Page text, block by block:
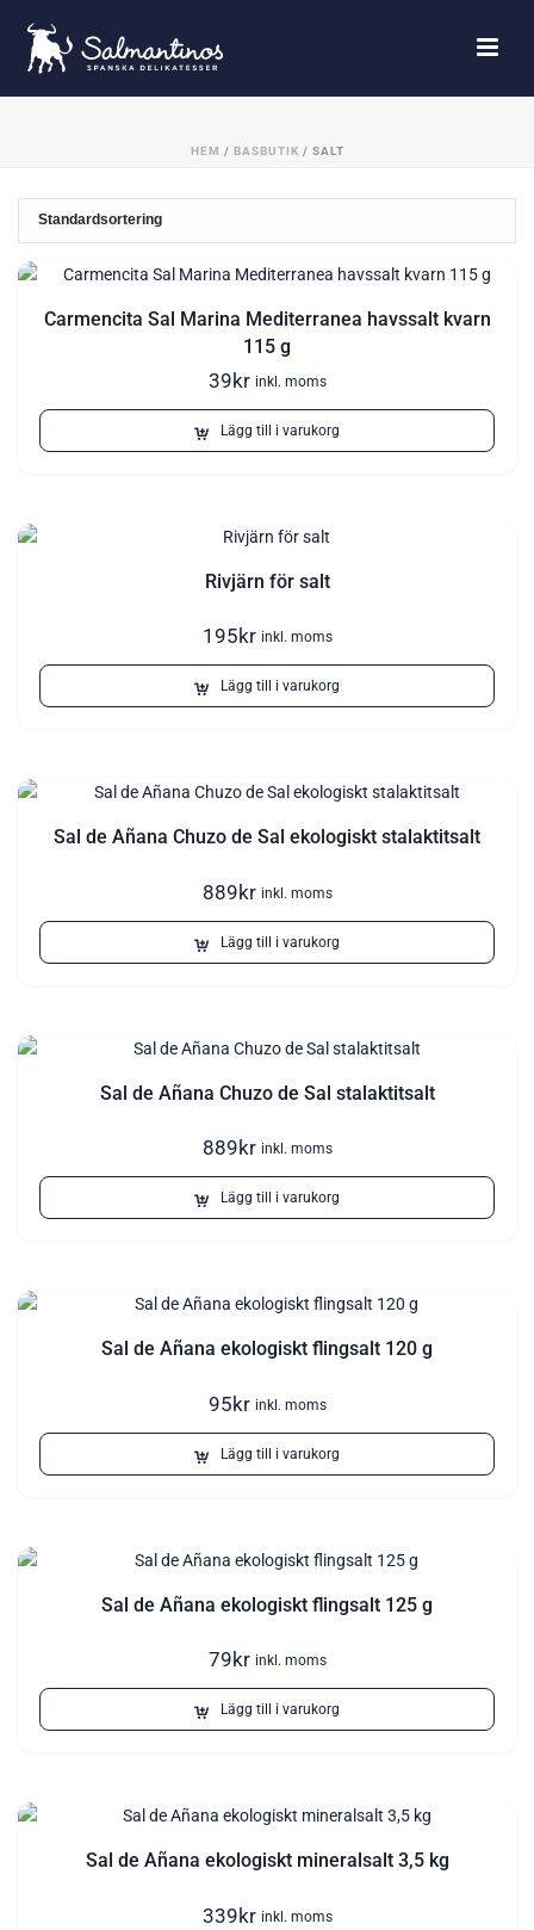
HEM / BASBUTIK / SALT
Carmencita Sal Marina Mediterranea havssalt kvarn
115 g
39kr inkl. moms
Lägg till i varukorg
Rivjärn för salt
195kr inkl. moms
Lägg till i varukorg
Sal de Añana Chuzo de Sal ekologiskt stalaktitsalt
889kr inkl. moms
Lägg till i varukorg
Sal de Añana Chuzo de Sal stalaktitsalt
889kr inkl. moms
Lägg till i varukorg
Sal de Añana ekologiskt flingsalt 120 g
95kr inkl. moms
Lägg till i varukorg
Sal de Añana ekologiskt flingsalt 125 g
79kr inkl. moms
Lägg till i varukorg
Sal de Añana ekologiskt mineralsalt 3,5 kg
339kr inkl. moms